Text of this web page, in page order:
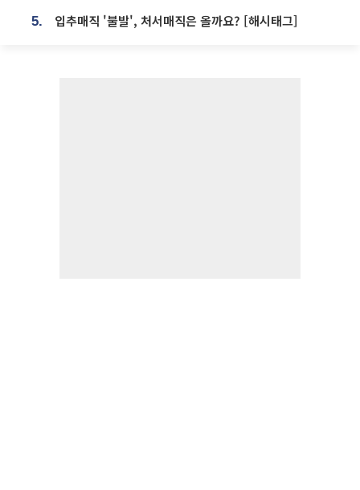
5. 입추매직 '불발', 처서매직은 올까요? [해시태그]